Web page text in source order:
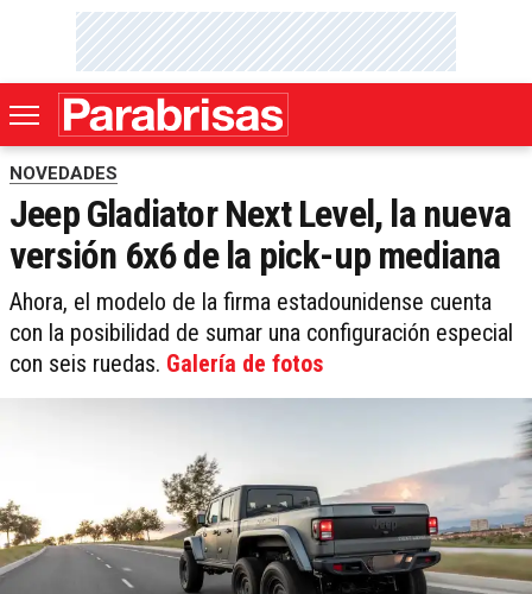
NOVEDADES
Jeep Gladiator Next Level, la nueva
versión 6x6 de la pick-up mediana
Ahora, el modelo de la firma estadounidense cuenta
con la posibilidad de sumar una configuración especial
con seis ruedas. Galería de fotos